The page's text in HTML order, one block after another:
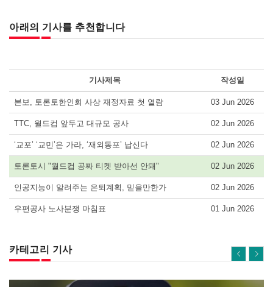
아래의 기사를 추천합니다
기사제목 작성일
본보, 토론토한인회 사상 재정자료 첫 열람 03 Jun 2026
TTC, 월드컵 앞두고 대규모 공사 02 Jun 2026
‘교포’ ‘교민’은 가라, ‘재외동포’ 납신다 02 Jun 2026
토론토시 "월드컵 공짜 티켓 받아선 안돼" 02 Jun 2026
인공지능이 알려주는 은퇴계획, 믿을만한가 02 Jun 2026
우편공사 노사분쟁 마침표 01 Jun 2026
카테고리 기사